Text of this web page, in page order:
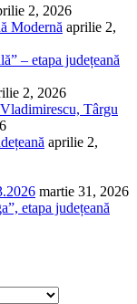
2, 2026
Modernă aprilie 2,
– etapa județeană
2, 2026
Târgu
aprilie 2,
martie 31, 2026
etapa județeană